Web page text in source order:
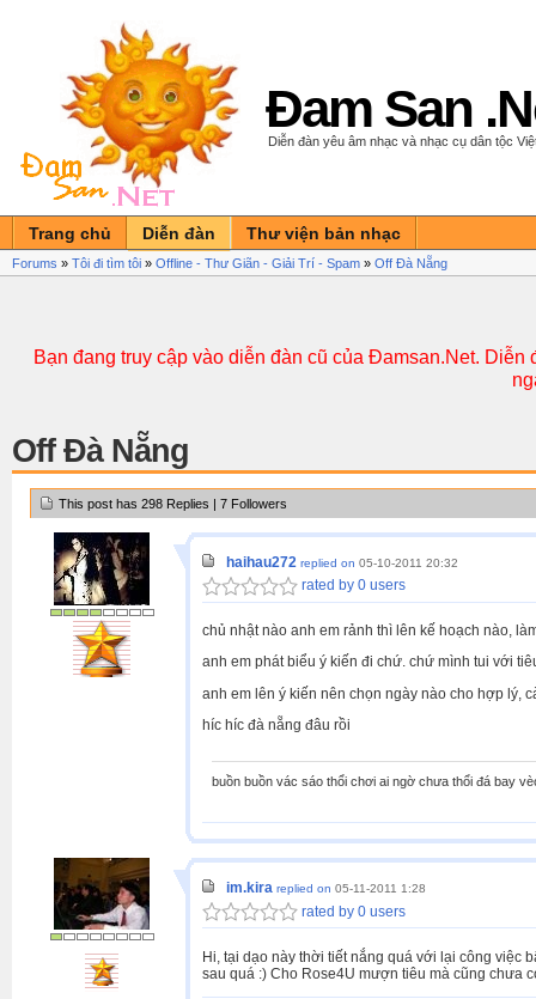
Đam San
Diễn đàn yêu âm nhạc và nhạc cụ dân tộc
Trang chủ Diễn đàn Thư viện bản nhạc
Forums » Tôi đi tìm tôi » Offline - Thư Giãn - Giải Trí - Spam » Off Đà Nẵng
Bạn đang truy cập vào diễn đàn cũ của Đamsan.Net.
Off Đà Nẵng
This post has 298 Replies | 7 Followers
haihau272 replied on 05-10-2011 20:32
rated by 0 users
chủ nhật nào anh em rảnh thì lên kế hoạch nào,
anh em phát biểu ý kiến đi chứ. chứ mình tui với
anh em lên ý kiến nên chọn ngày nào cho hợp lý,
híc híc đà nẵng đâu rồi
buồn buồn vác sáo thổi chơi ai ngờ chưa thổi đá bay
im.kira replied on 05-11-2011 1:28
rated by 0 users
Hi, tại dạo này thời tiết nắng quá với lại công việc
sau quá :) Cho Rose4U mượn tiêu mà cũng chưa